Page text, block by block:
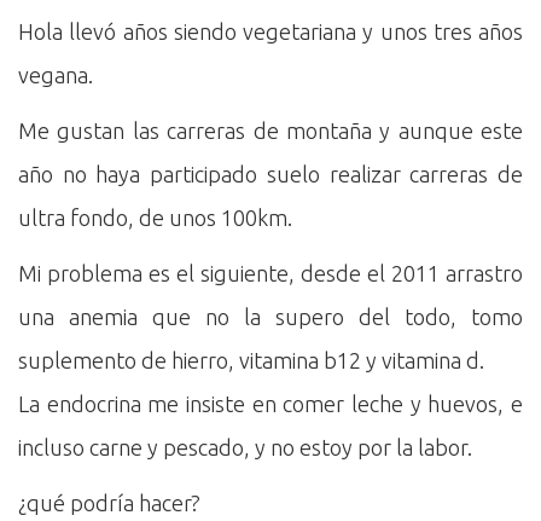
Hola llevó años siendo vegetariana y unos tres años
vegana.
Me gustan las carreras de montaña y aunque este
año no haya participado suelo realizar carreras de
ultra fondo, de unos 100km.
Mi problema es el siguiente, desde el 2011 arrastro
una anemia que no la supero del todo, tomo
suplemento de hierro, vitamina b12 y vitamina d.
La endocrina me insiste en comer leche y huevos, e
incluso carne y pescado, y no estoy por la labor.
¿qué podría hacer?